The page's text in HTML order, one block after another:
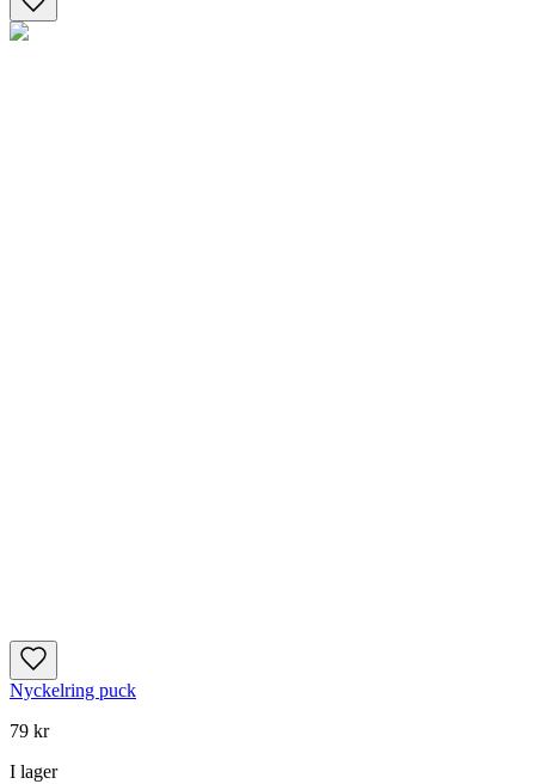
Nyckelring puck
79 kr
I lager